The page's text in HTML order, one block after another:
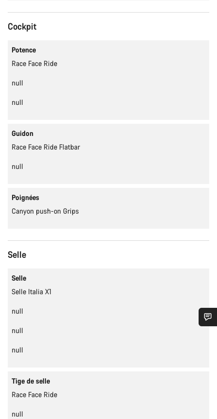
Cockpit
Potence
Race Face Ride
null
null
Guidon
Race Face Ride Flatbar
null
Poignées
Canyon push-on Grips
Selle
Selle
Selle Italia X1
null
null
null
Tige de selle
Race Face Ride
null